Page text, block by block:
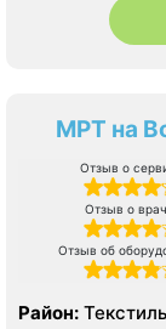
МРТ на
Отзыв о
Отзыв о
Отзыв об
Район: